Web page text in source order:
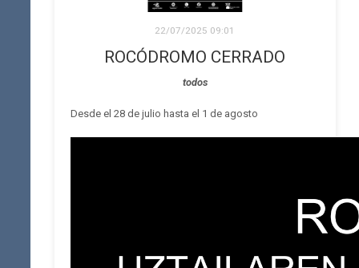
22/07/2025 09:01
ROCÓDROMO CERRADO
todos
Desde el 28 de julio hasta el 1 de agosto